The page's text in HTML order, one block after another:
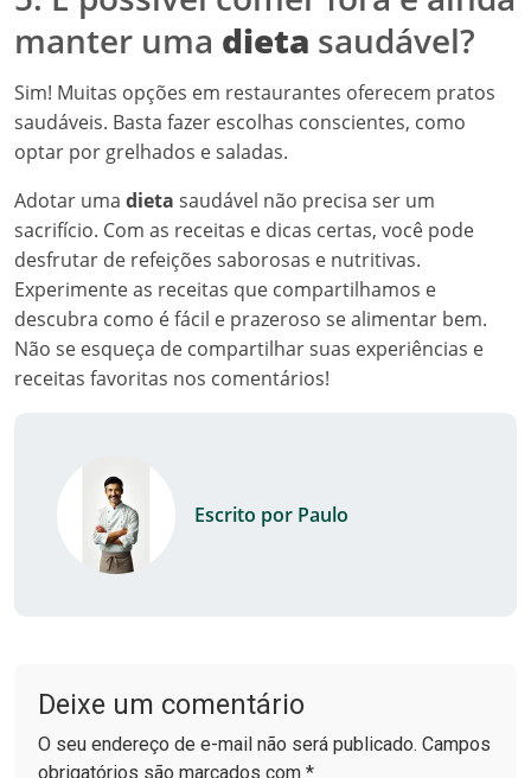
manter uma dieta saudável?
Sim! Muitas opções em restaurantes oferecem pratos
saudáveis. Basta fazer escolhas conscientes, como
optar por grelhados e saladas.
Adotar uma dieta saudável não precisa ser um
sacrifício. Com as receitas e dicas certas, você pode
desfrutar de refeições saborosas e nutritivas.
Experimente as receitas que compartilhamos e
descubra como é fácil e prazeroso se alimentar bem.
Não se esqueça de compartilhar suas experiências e
receitas favoritas nos comentários!
Escrito por Paulo
Deixe um comentário
O seu endereço de e-mail não será publicado. Campos
obrigatórios são marcados com *